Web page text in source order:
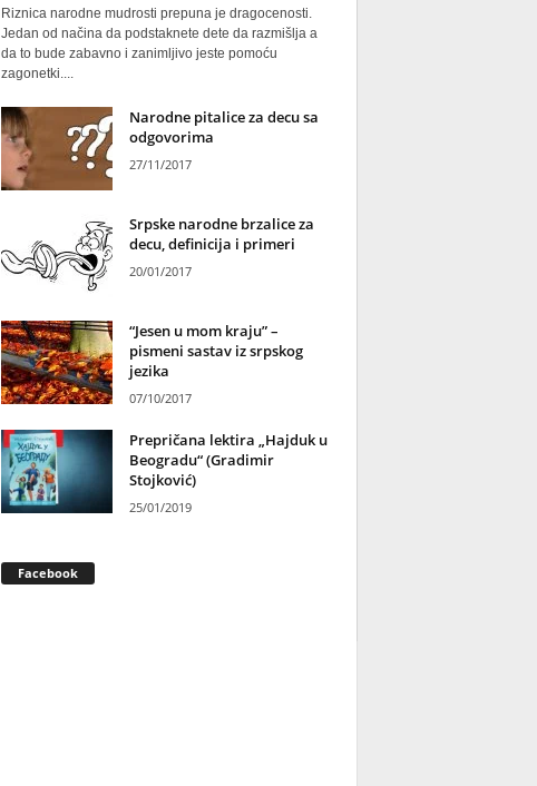
Riznica narodne mudrosti prepuna je dragocenosti.
Jedan od načina da podstaknete dete da razmišlja a
da to bude zabavno i zanimljivo jeste pomoću
zagonetki....
Narodne pitalice za decu sa
odgovorima
27/11/2017
Srpske narodne brzalice za
decu, definicija i primeri
20/01/2017
“Jesen u mom kraju” –
pismeni sastav iz srpskog
jezika
07/10/2017
Prepričana lektira „Hajduk u
Beogradu“ (Gradimir
Stojković)
25/01/2019
Facebook